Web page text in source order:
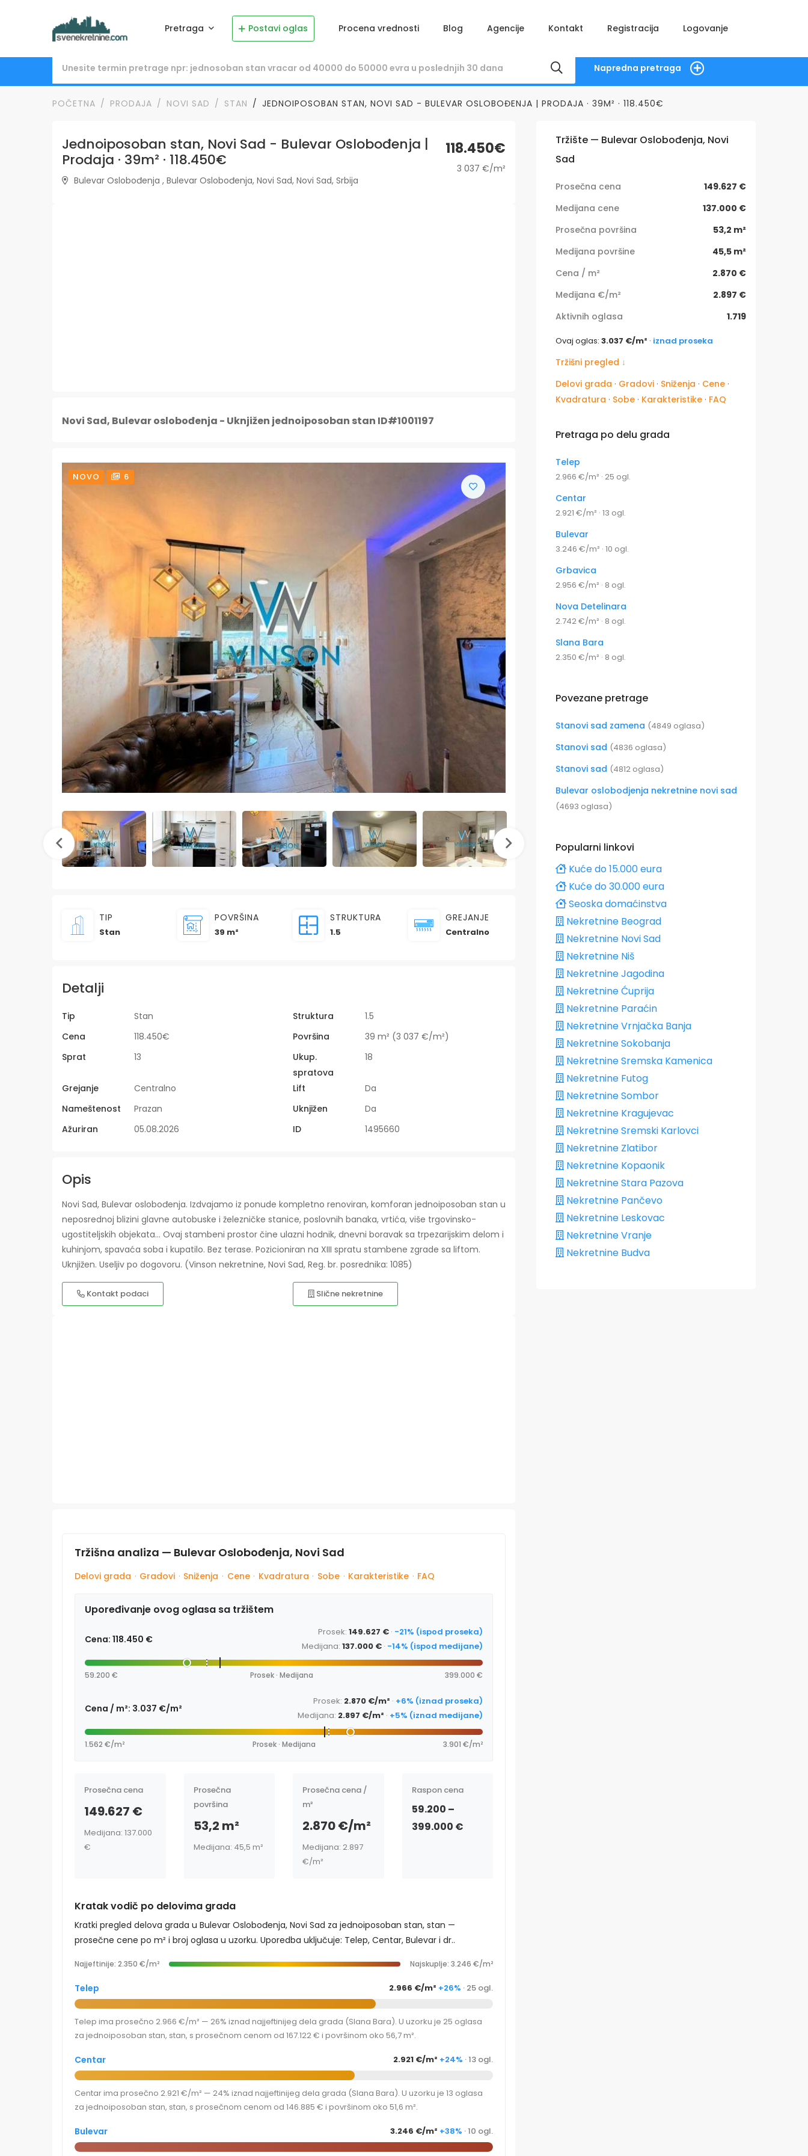
Pretraga Postavi oglas Procena vrednosti Blog Agencije Kontakt Registracija Logovanje
Napredna pretraga
POČETNA PRODAJA NOVI SAD STAN JEDNOIPOSOBAN STAN, NOVI SAD - BULEVAR OSLOBOĐENJA | PRODAJA · 39M² · 118.450€
Jednoiposoban stan, Novi Sad - Bulevar Oslobođenja |
Prodaja · 39m² · 118.450€
Bulevar Oslobođenja , Bulevar Oslobođenja, Novi Sad, Novi Sad, Srbija
118.450€
3 037 €/m²
Novi Sad, Bulevar oslobođenja - Uknjižen jednoiposoban stan ID#1001197
NOVO 6
TIP
Stan
POVRŠINA
39 m²
STRUKTURA
1.5
GREJANJE
Centralno
Detalji
Tip Stan Struktura
1.5
Cena
118.450€ Površina
39 m² (3 037 €/m²)
Sprat
13
Ukup.
spratova
18
Grejanje Centralno Lift
Da
Nameštenost
Prazan Uknjižen
Da
Ažuriran
05.08.2026 ID 1495660
Opis
Novi Sad, Bulevar oslobođenja. Izdvajamo iz ponude kompletno renoviran, komforan jednoiposoban stan u
neposrednoj blizini glavne autobuske i železničke stanice, poslovnih banaka, vrtića, više trgovinsko-
ugostiteljskih objekata... Ovaj stambeni prostor čine ulazni hodnik, dnevni boravak sa trpezarijskim delom i
kuhinjom, spavaća soba i kupatilo. Bez terase. Pozicioniran na XIII spratu stambene zgrade sa liftom.
Uknjižen. Useljiv po dogovoru. (Vinson nekretnine, Novi Sad, Reg. br. posrednika: 1085)
Kontakt podaci Slične nekretnine
Tržišna analiza — Bulevar Oslobođenja, Novi Sad
Delovi grada · Gradovi · Sniženja · Cene · Kvadratura · Sobe · Karakteristike · FAQ
Upoređivanje ovog oglasa sa tržištem
Cena: 118.450 €
Prosek: 149.627 € · -21% (ispod proseka)
Medijana: 137.000 € · -14% (ispod medijane)
59.200 € Prosek · Medijana 399.000 €
Cena / m²: 3.037 €/m²
Prosek: 2.870 €/m² · +6% (iznad proseka)
Medijana: 2.897 €/m² · +5% (iznad medijane)
1.562 €/m² Prosek · Medijana 3.901 €/m²
Prosečna cena
149.627 €
Medijana: 137.000
€
Prosečna
površina
53,2 m²
Medijana: 45,5 m²
Prosečna cena /
m²
2.870 €/m²
Medijana: 2.897
€/m²
Raspon cena
59.200 –
399.000 €
Kratak vodič po delovima grada
Kratki pregled delova grada u Bulevar Oslobođenja, Novi Sad za jednoiposoban stan, stan —
prosečne cene po m² i broj oglasa u uzorku. Uporedba uključuje: Telep, Centar, Bulevar i dr..
Najjeftinije: 2.350 €/m² Najskuplje: 3.246 €/m²
Telep 2.966 €/m² +26% · 25 ogl.
Telep ima prosečno 2.966 €/m² — 26% iznad najjeftinijeg dela grada (Slana Bara). U uzorku je 25 oglasa
za jednoiposoban stan, stan, s prosečnom cenom od 167.122 € i površinom oko 56,7 m².
Centar 2.921 €/m² +24% · 13 ogl.
Centar ima prosečno 2.921 €/m² — 24% iznad najjeftinijeg dela grada (Slana Bara). U uzorku je 13 oglasa
za jednoiposoban stan, stan, s prosečnom cenom od 146.885 € i površinom oko 51,6 m².
Bulevar 3.246 €/m² +38% · 10 ogl.
Tržište — Bulevar Oslobođenja, Novi
Sad
Prosečna cena
149.627 €
Medijana cene
137.000 €
Prosečna površina
53,2 m²
Medijana površine
45,5 m²
Cena / m²
2.870 €
Medijana €/m²
2.897 €
Aktivnih oglasa
1.719
Ovaj oglas: 3.037 €/m² · iznad proseka
Tržišni pregled ↓
Delovi grada · Gradovi · Sniženja · Cene ·
Kvadratura · Sobe · Karakteristike · FAQ
Pretraga po delu grada
Telep
2.966 €/m² · 25 ogl.
Centar
2.921 €/m² · 13 ogl.
Bulevar
3.246 €/m² · 10 ogl.
Grbavica
2.956 €/m² · 8 ogl.
Nova Detelinara
2.742 €/m² · 8 ogl.
Slana Bara
2.350 €/m² · 8 ogl.
Povezane pretrage
Stanovi sad zamena (4849 oglasa)
Stanovi sad (4836 oglasa)
Stanovi sad (4812 oglasa)
Bulevar oslobodjenja nekretnine novi sad
(4693 oglasa)
Popularni linkovi
Kuće do 15.000 eura
Kuće do 30.000 eura
Seoska domaćinstva
Nekretnine Beograd
Nekretnine Novi Sad
Nekretnine Niš
Nekretnine Jagodina
Nekretnine Ćuprija
Nekretnine Paraćin
Nekretnine Vrnjačka Banja
Nekretnine Sokobanja
Nekretnine Sremska Kamenica
Nekretnine Futog
Nekretnine Sombor
Nekretnine Kragujevac
Nekretnine Sremski Karlovci
Nekretnine Zlatibor
Nekretnine Kopaonik
Nekretnine Stara Pazova
Nekretnine Pančevo
Nekretnine Leskovac
Nekretnine Vranje
Nekretnine Budva